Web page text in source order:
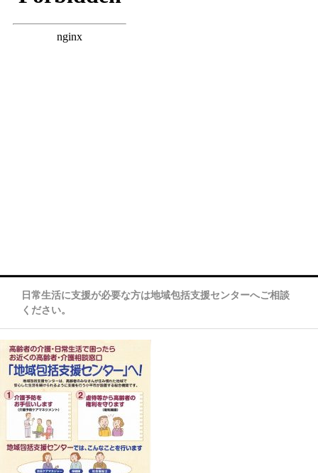
日常生活に支援が必要な方は地域包括支援センターへご相談
ください。